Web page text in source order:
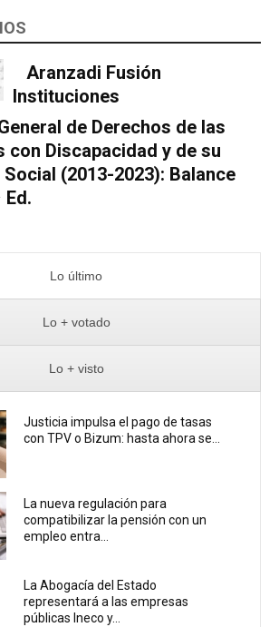
Aranzadi Fusión
Instituciones
de Derechos de las
con Discapacidad y de su
(2013-2023): Balance
Lo último
Lo + votado
Lo + visto
Justicia impulsa el pago de tasas
con TPV o Bizum: hasta ahora se...
La nueva regulación para
compatibilizar la pensión con un
empleo entra...
La Abogacía del Estado
representará a las empresas
públicas Ineco y...